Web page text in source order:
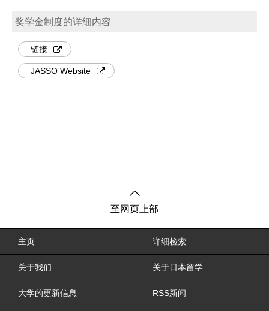
奖学金制度的详细内容
链接
JASSO Website
至网页上部
主页 详细检索
关于我们 关于日本留学
大学的更新信息 RSS新闻